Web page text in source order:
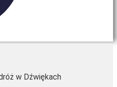
w Dźwiękach